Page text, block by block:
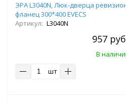
ЭРА L3040N, Люк-дверца
фланец 300*400 EVECS
Артикул: L3040N
957
В
шт